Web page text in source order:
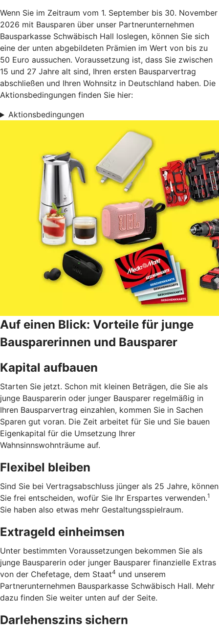
Wenn Sie im Zeitraum vom 1. September bis 30. November
2026 mit Bausparen über unser Partnerunternehmen
Bausparkasse Schwäbisch Hall loslegen, können Sie sich
eine der unten abgebildeten Prämien im Wert von bis zu
50 Euro aussuchen. Voraussetzung ist, dass Sie zwischen
15 und 27 Jahre alt sind, Ihren ersten Bausparvertrag
abschließen und Ihren Wohnsitz in Deutschland haben. Die
Aktionsbedingungen finden Sie hier:
Aktionsbedingungen
Auf einen Blick: Vorteile für junge
Bausparerinnen und Bausparer
Kapital aufbauen
Starten Sie jetzt. Schon mit kleinen Beträgen, die Sie als
junge Bausparerin oder junger Bausparer regelmäßig in
Ihren Bausparvertrag einzahlen, kommen Sie in Sachen
Sparen gut voran. Die Zeit arbeitet für Sie und Sie bauen
Eigenkapital für die Umsetzung Ihrer
Wahnsinnswohnträume auf.
Flexibel bleiben
Sind Sie bei Vertragsabschluss jünger als 25 Jahre, können
Sie frei entscheiden, wofür Sie Ihr Erspartes verwenden.1
Sie haben also etwas mehr Gestaltungsspielraum.
Extrageld einheimsen
Unter bestimmten Voraussetzungen bekommen Sie als
junge Bausparerin oder junger Bausparer finanzielle Extras
von der Chefetage, dem Staat4 und unserem
Partnerunternehmen Bausparkasse Schwäbisch Hall. Mehr
dazu finden Sie weiter unten auf der Seite.
Darlehenszins sichern